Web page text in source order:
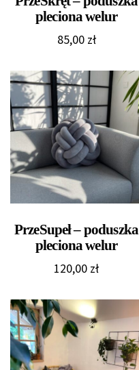
pleciona welur
85,00 zł
PrzeSupeł – poduszka
pleciona welur
120,00 zł